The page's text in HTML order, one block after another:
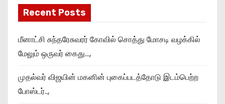
Recent Posts
மீனாட்சி சுந்தரேசுவரர் கோவில் சொத்து மோசடி வழக்கில்
மேலும் ஒருவர் கைது…,
முதல்வர் விஜயின் மகனின் புகைப்படத்தோடு இடம்பெற்ற
போஸ்டர்..,